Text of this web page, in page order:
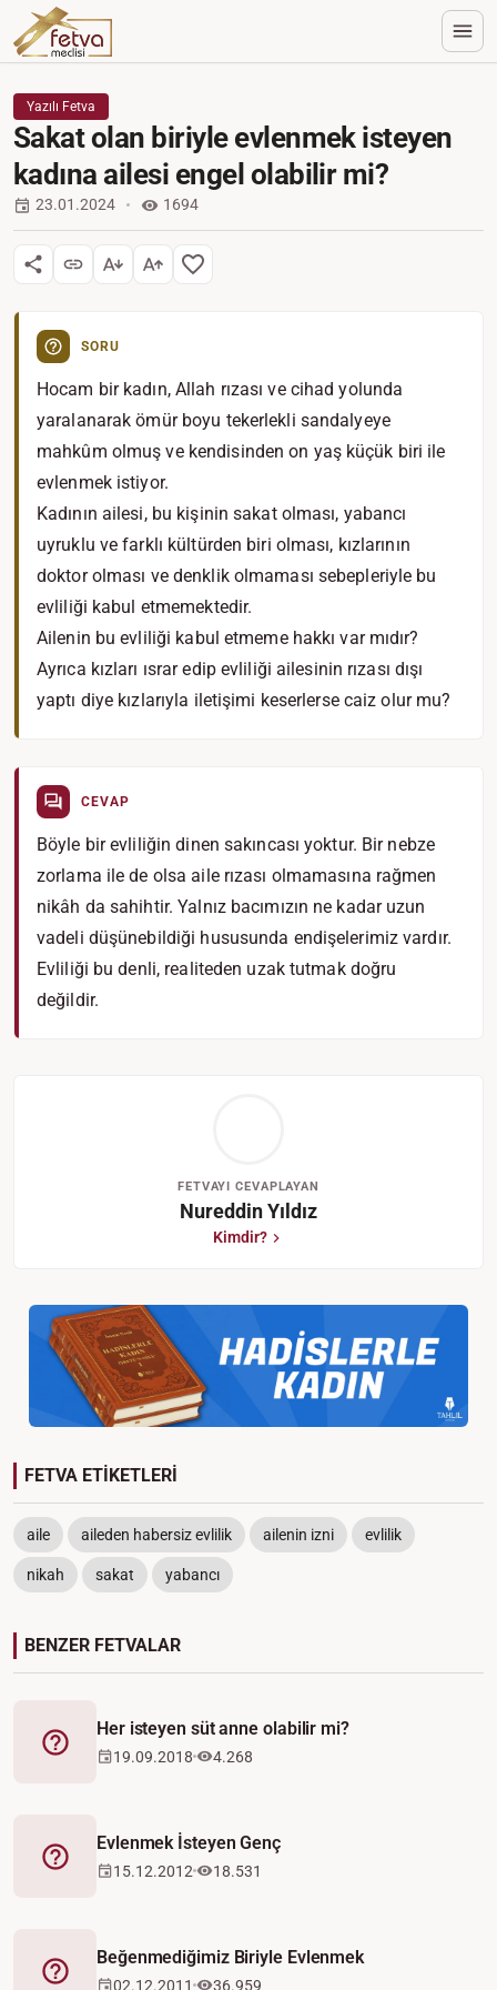
Yazılı Fetva
Sakat olan biriyle evlenmek isteyen
kadına ailesi engel olabilir mi?
23.01.2024 1694
SORU
Hocam bir kadın, Allah rızası ve cihad yolunda
yaralanarak ömür boyu tekerlekli sandalyeye
mahkûm olmuş ve kendisinden on yaş küçük biri ile
evlenmek istiyor.
Kadının ailesi, bu kişinin sakat olması, yabancı
uyruklu ve farklı kültürden biri olması, kızlarının
doktor olması ve denklik olmaması sebepleriyle bu
evliliği kabul etmemektedir.
Ailenin bu evliliği kabul etmeme hakkı var mıdır?
Ayrıca kızları ısrar edip evliliği ailesinin rızası dışı
yaptı diye kızlarıyla iletişimi keserlerse caiz olur mu?
CEVAP
Böyle bir evliliğin dinen sakıncası yoktur. Bir nebze
zorlama ile de olsa aile rızası olmamasına rağmen
nikâh da sahihtir. Yalnız bacımızın ne kadar uzun
vadeli düşünebildiği hususunda endişelerimiz vardır.
Evliliği bu denli, realiteden uzak tutmak doğru
değildir.
FETVAYI CEVAPLAYAN
Nureddin Yıldız
Kimdir?
FETVA ETİKETLERİ
aile aileden habersiz evlilik ailenin izni evlilik
nikah sakat yabancı
BENZER FETVALAR
Fetva
Her isteyen süt anne olabilir mi?
19.09.2018 4.268
Fetva
Evlenmek İsteyen Genç
15.12.2012 18.531
Fetva
Beğenmediğimiz Biriyle Evlenmek
02.12.2011 36.959